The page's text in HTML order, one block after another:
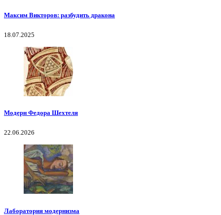
Максим Викторов: разбудить дракона
18.07.2025
Модерн Федора Шехтеля
22.06.2026
Лаборатория модернизма